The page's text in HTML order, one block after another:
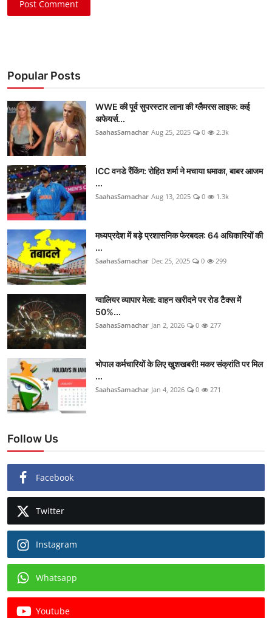
Post Comment
Popular Posts
WWE की पूर्व सुपरस्टार लाना की ग्लैमरस लाइफ: कई
अफेयर्स...
SaahasSamachar Aug 25, 2025 0 2.3k
ICC वनडे रैंकिंग: रोहित शर्मा ने मचाया धमाका, बाबर आजम
...
SaahasSamachar Aug 13, 2025 0 1.3k
मध्यप्रदेश में बड़े प्रशासनिक फेरबदल: 64 अधिकारियों की
...
SaahasSamachar Dec 25, 2025 0 299
ग्वालियर व्यापार मेला: वाहन खरीदने पर रोड टैक्स में
50%...
SaahasSamachar Jan 2, 2026 0 277
भोपाल कर्मचारियों के लिए खुशखबरी! मकर संक्रांति पर मिल
...
SaahasSamachar Jan 4, 2026 0 271
Follow Us
Facebook
Twitter
Instagram
Whatsapp
Youtube